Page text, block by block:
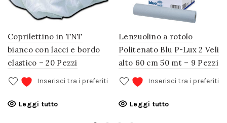
Coprilettino in TNT
bianco con lacci e bordo
elastico – 20 Pezzi
Inserisci tra i preferiti
Leggi tutto
Lenzuolino a rotolo
Politenato Blu P-Lux 2 Veli
alto 60 cm 50 mt – 9 Pezzi
Inserisci tra i preferiti
Leggi tutto